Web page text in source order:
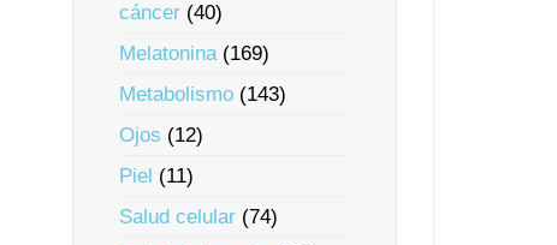
cáncer (40)
Melatonina(169)
Metabolismo (143)
Ojos (12)
Piel (11)
Salud celular (74)